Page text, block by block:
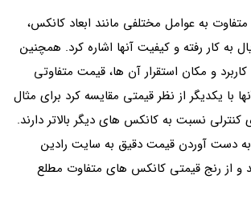
به عوامل مختلفی مانند ابعاد کانکس،
به کار رفته و کیفیت آنها اشاره کرد. همچنین
و مکان استقرار آن ها، قیمت متفاوتی
با یکدیگر از نظر قیمتی مقایسه کرد برای مثال
کنترلی نسبت به کانکس های دیگر بالاتر دارند.
به دست آوردن قیمت دقیق به سایت رادین
و از رنج قیمتی کانکس های متفاوت مطلع